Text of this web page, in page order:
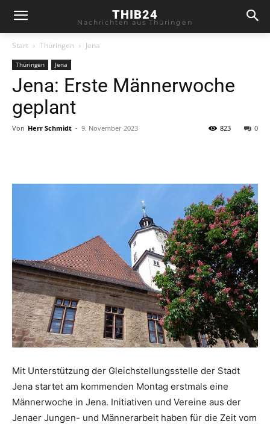
THIB24
Nachrichten aus Thüringen
Start Thüringen Jena
Thüringen Jena
Jena: Erste Männerwoche
geplant
Von Herr Schmidt - 9. November 2023 0
823
Mit Unterstützung der Gleichstellungsstelle der Stadt
Jena startet am kommenden Montag erstmals eine
Männerwoche in Jena. Initiativen und Vereine aus der
Jenaer Jungen- und Männerarbeit haben für die Zeit vom